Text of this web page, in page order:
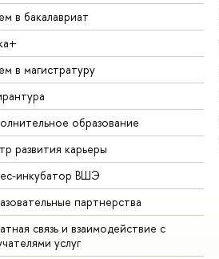
в бакалавриат
в магистратуру
образование
развития карьеры
инкубатор ВШЭ
партнерства
связь и взаимодействие с
услуг